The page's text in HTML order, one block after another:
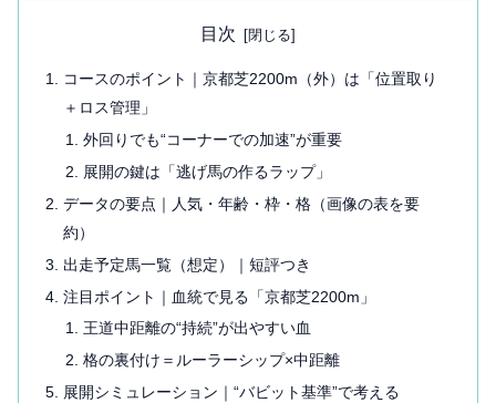
目次
コースのポイント｜京都芝2200m（外）は「位置取り
＋ロス管理」
外回りでも“コーナーでの加速”が重要
展開の鍵は「逃げ馬の作るラップ」
データの要点｜人気・年齢・枠・格（画像の表を要
約）
出走予定馬一覧（想定）｜短評つき
注目ポイント｜血統で見る「京都芝2200m」
王道中距離の“持続”が出やすい血
格の裏付け＝ルーラーシップ×中距離
展開シミュレーション｜“バビット基準”で考える